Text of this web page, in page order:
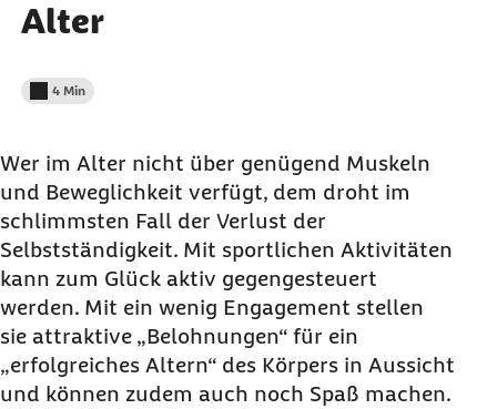
Alter
Lesedauer weniger als
4 Min
Wer im Alter nicht über genügend Muskeln
und Beweglichkeit verfügt, dem droht im
schlimmsten Fall der Verlust der
Selbstständigkeit. Mit sportlichen Aktivitäten
kann zum Glück aktiv gegengesteuert
werden. Mit ein wenig Engagement stellen
sie attraktive „Belohnungen“ für ein
„erfolgreiches Altern“ des Körpers in Aussicht
und können zudem auch noch Spaß machen.